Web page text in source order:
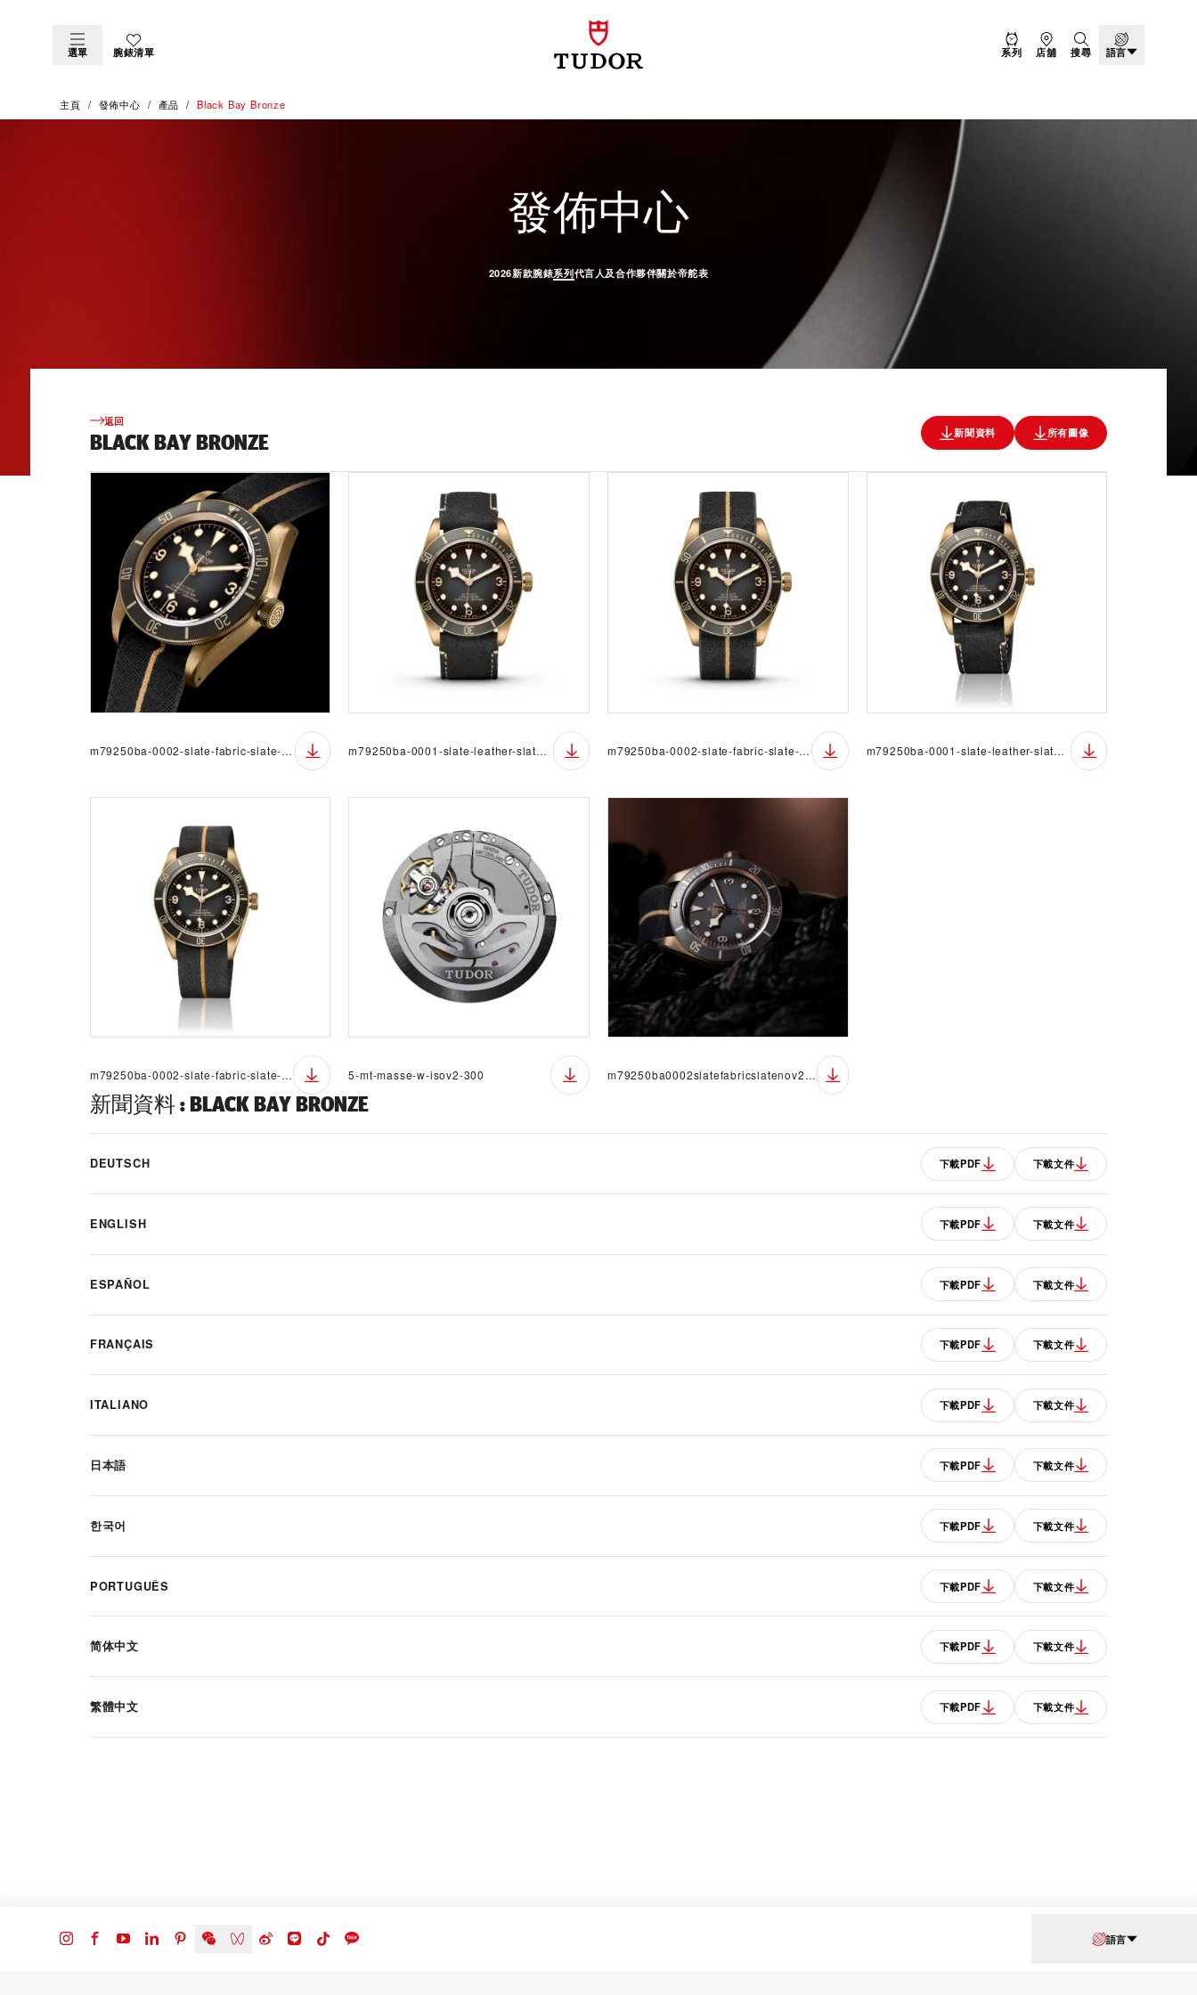
選單 腕錶清單 系列 店舖 搜尋 語言
主頁 發佈中心 產品 Black Bay Bronze
發佈中心產品 - BLACK BAY BRONZE
2026新款腕錶系列代言人及合作夥伴關於帝舵表
返回
BLACK BAY BRONZE 新聞資料 所有圖像
m79250ba-0002-slate-fabric-slate-det-pr m79250ba-0001-slate-leather-slate-ff-pr m79250ba-0002-slate-fabric-slate-ff-pr m79250ba-0001-slate-leather-slate-v-pr
m79250ba-0002-slate-fabric-slate-v-pr 5-mt-masse-w-isov2-300 m79250ba0002slatefabricslatenov2018019amb
新聞資料:BLACK BAY BRONZE
DEUTSCH 下載PDF 下載文件
ENGLISH 下載PDF 下載文件
ESPAÑOL 下載PDF 下載文件
FRANÇAIS 下載PDF 下載文件
ITALIANO 下載PDF 下載文件
日本語 下載PDF 下載文件
한국어 下載PDF 下載文件
PORTUGUÊS 下載PDF 下載文件
简体中文 下載PDF 下載文件
繁體中文 下載PDF 下載文件
語言